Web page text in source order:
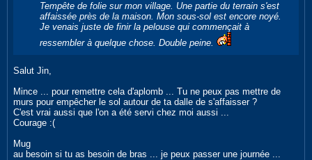
Tempête de folie sur mon village. Une partie du terrain s'est
affaissée près de la maison. Mon sous-sol est encore noyé.
Je venais juste de finir la pelouse qui commençait à
ressembler à quelque chose. Double peine.
Salut Jin,
Mince ... pour remettre cela d'aplomb ... Tu ne peux pas mettre de
murs pour empêcher le sol autour de ta dalle de s'affaisser ?
C'est vrai aussi que l'on a été servi chez moi aussi ...
Courage :(
Mug
au besoin si tu as besoin de bras ... je peux passer une journée ...